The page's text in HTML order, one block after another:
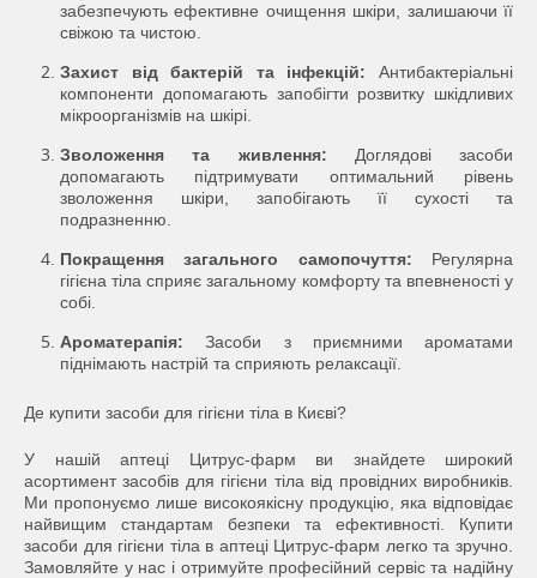
забезпечують ефективне очищення шкіри, залишаючи її
свіжою та чистою.
Захист від бактерій та інфекцій: Антибактеріальні
компоненти допомагають запобігти розвитку шкідливих
мікроорганізмів на шкірі.
Зволоження та живлення: Доглядові засоби
допомагають підтримувати оптимальний рівень
зволоження шкіри, запобігають її сухості та
подразненню.
Покращення загального самопочуття: Регулярна
гігієна тіла сприяє загальному комфорту та впевненості у
собі.
Ароматерапія: Засоби з приємними ароматами
піднімають настрій та сприяють релаксації.
Де купити засоби для гігієни тіла в Києві?
У нашій аптеці Цитрус-фарм ви знайдете широкий
асортимент засобів для гігієни тіла від провідних виробників.
Ми пропонуємо лише високоякісну продукцію, яка відповідає
найвищим стандартам безпеки та ефективності. Купити
засоби для гігієни тіла в аптеці Цитрус-фарм легко та зручно.
Замовляйте у нас і отримуйте професійний сервіс та надійну